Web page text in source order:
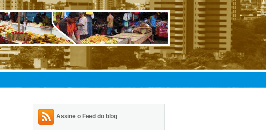
Assine o Feed do blog